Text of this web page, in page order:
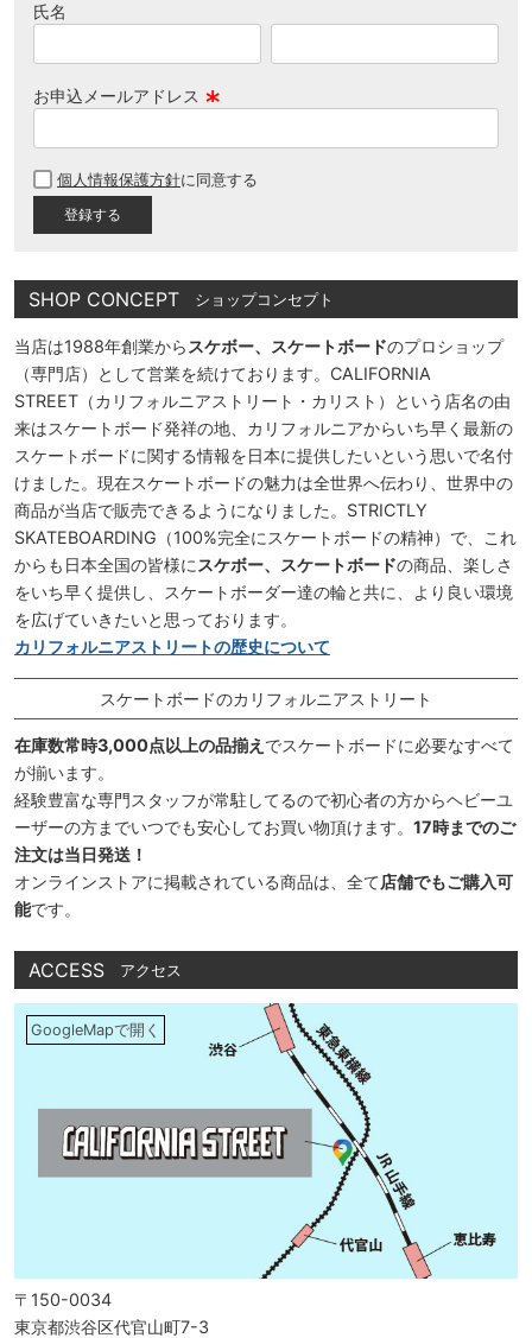
氏名
お申込メールアドレス
須
個人情報保護方針に同意する
SHOP CONCEPT ショップコンセプト
当店は1988年創業から スケボー、スケートボードのプロショップ
（専門店）として営業を続けております。CALIFORNIA
STREET（カリフォルニアストリート・カリスト）という店名の由
来はスケートボード発祥の地、カリフォルニアからいち早く最新の
スケートボードに関する情報を日本に提供したいという思いで名付
けました。現在スケートボードの魅力は全世界へ伝わり、世界中の
商品が当店で販売できるようになりました。STRICTLY
SKATEBOARDING（100%完全にスケートボードの精神）で、これ
からも日本全国の皆様に スケボー、スケートボードの商品、楽しさ
をいち早く提供し、スケートボーダー達の輪と共に、より良い環境
を広げていきたいと思っております。
カリフォルニアストリートの歴史について
スケートボードのカリフォルニアストリート
在庫数常時3,000点以上の品揃え でスケートボードに必要なすべて
が揃います。
経験豊富な専門スタッフが常駐してるので初心者の方からヘビーユ
ーザーの方までいつでも安心してお買い物頂けます。 17時までのご
注文は当日発送！
オンラインストアに掲載されている商品は、全て店舗でもご購入可
能です。
ACCESS アクセス
GoogleMapで開く
〒150-0034
東京都渋谷区代官山町7-3